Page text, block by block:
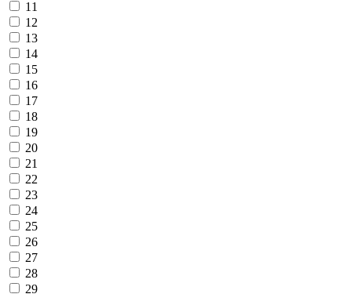
11
12
13
14
15
16
17
18
19
20
21
22
23
24
25
26
27
28
29